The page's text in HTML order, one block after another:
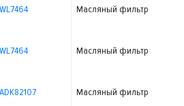
WL7464 Масляный фильтр
WL7464 Масляный фильтр
ADK82107 Масляный фильтр